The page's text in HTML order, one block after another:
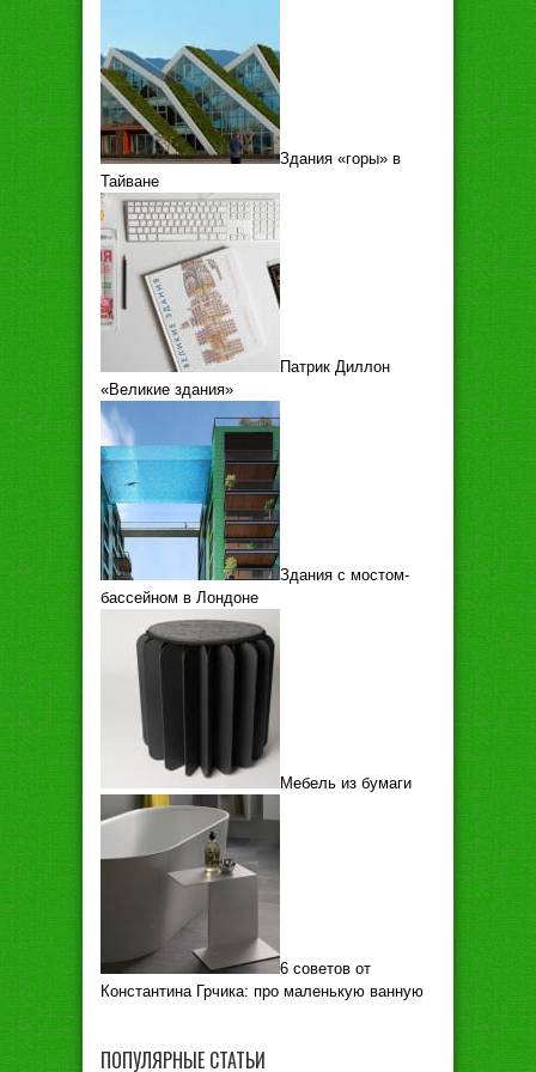
Здания «горы» в
Тайване
Патрик Диллон
«Великие здания»
Здания с мостом-
бассейном в Лондоне
Мебель из бумаги
6 советов от
Константина Грчика: про маленькую ванную
ПОПУЛЯРНЫЕ СТАТЬИ